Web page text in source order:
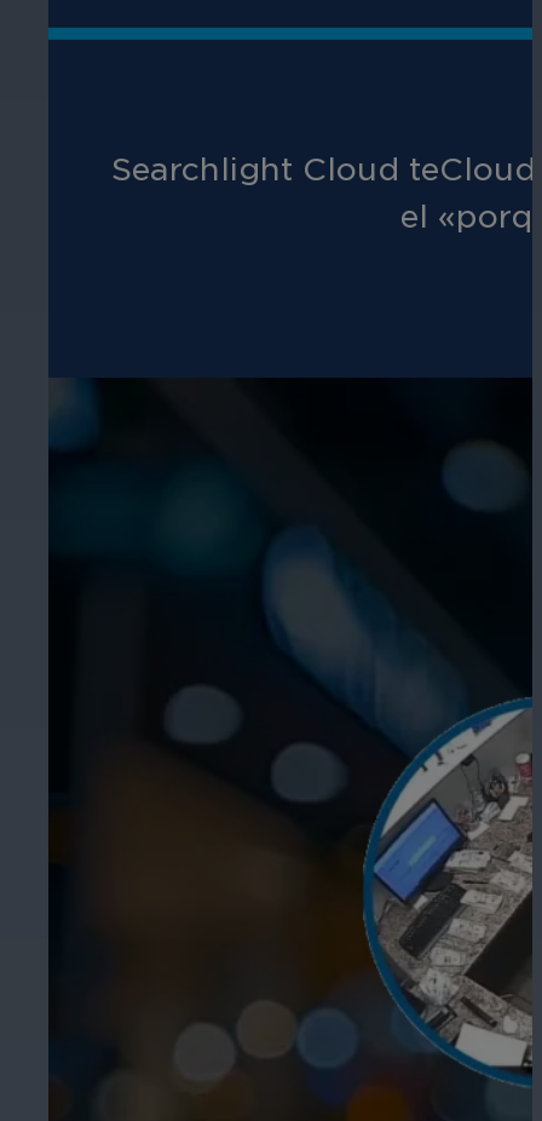
Searchlight Cloud
el